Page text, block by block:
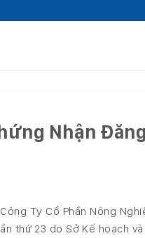
Nhận
Ty Cổ Phần Nông
thứ 23 do Sở Kế hoạch